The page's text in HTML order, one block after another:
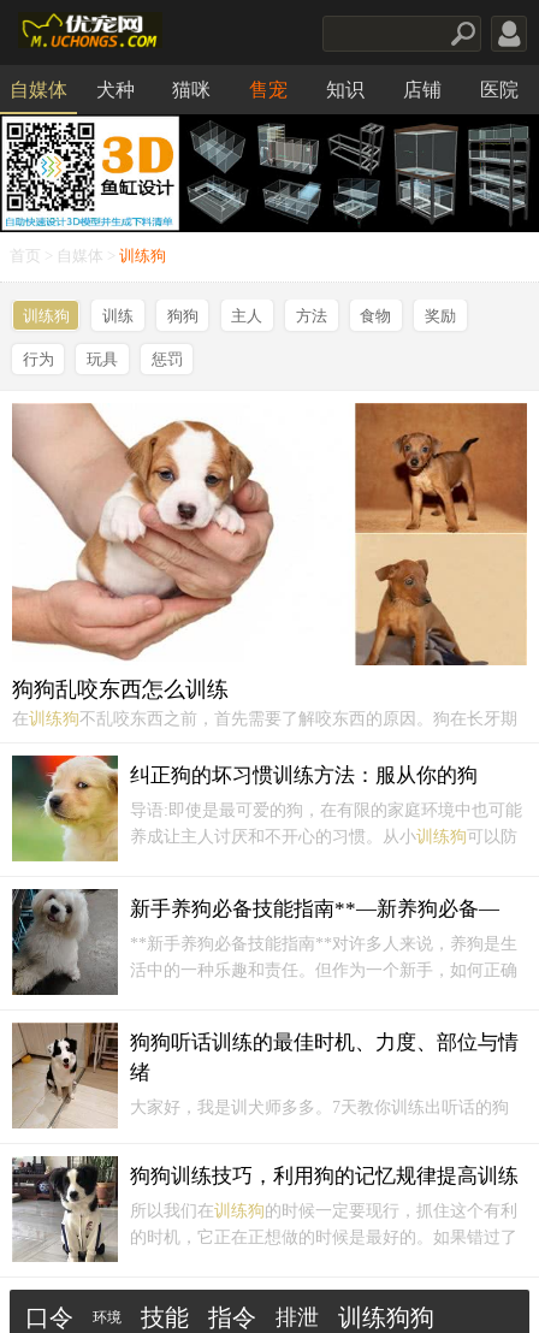
自媒体 犬种 猫咪 售宠 知识 店铺 医院
食品
首页 自媒体 训练狗
训练狗 训练 狗狗 主人 方法 食物 奖励
行为 玩具 惩罚
狗狗乱咬东西怎么训练
在训练狗不乱咬东西之前，首先需要了解咬东西的原因。狗在长牙期
心也会驱使其去咬东西。因此，训练狗不乱咬东西需要采取以下方
法：1. 给狗提供磨牙玩具可以满足其口腔活动的需求，同时也可以让
狗发泄精力，减少其焦虑和无聊的情绪。
纠正狗的坏习惯训练方法：服从你的狗
导语:即使是最可爱的狗，在有限的家庭环境中也可能
养成让主人讨厌和不开心的习惯。从小训练狗 可以防
小就顺从训练狗，可以防止坏习惯，预防总比有坏习
惯更容易纠正。
新手养狗必备技能指南**—新养狗必备—
**新手养狗必备技能指南**对许多人来说，养狗是生
活中的一种乐趣和责任。但作为一个新手，如何正确
静。**一、准备狗的物品**在接狗回家之前，一定要
准备一些基本的东西。
狗狗听话训练的最佳时机、力度、部位与情
绪
大家好，我是训犬师多多。7天教你训练出听话的狗
需要的时机、力度、部位、情绪，我们只有在
狗的时候把这四个要素掌握好，它才可以既听话又开
心地跟我们人在一起。
狗狗训练技巧，利用狗的记忆规律提高训练
所以我们在训练狗的时候一定要现行，抓住这个有利
的时机，它正在正想做的时候是最好的。如果错过了
狗坏习惯的时候非常的犹豫不果断。第一个你没有抓
住这个时机，第二个给了它时机钻空子。如果我们训
口令 环境 技能 指令 排泄
训练狗狗